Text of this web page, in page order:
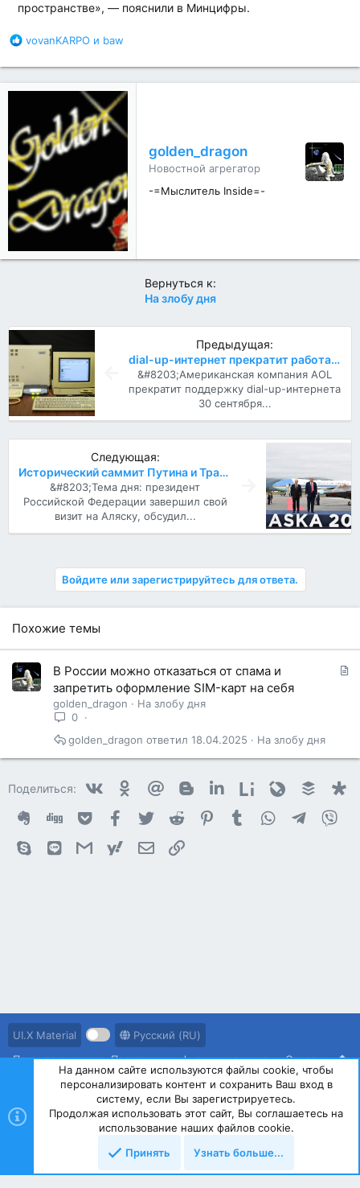
пространстве», — пояснили в Минцифры.
Б
а
г
а
р
н
о
с
т
и
:
vovanKARPO и baw
golden_dragon
Новостной агрегатор
-=Мыслитель Inside=-
Вернуться к:
На злобу дня
Предыдущая:
dial-up-интернет прекратит работать в сентябре 2025 года
&#8203;Американская компания AOL
прекратит поддержку dial-up-интернета
30 сентября...
Следующая:
Исторический саммит Путина и Трампа на Аляске - обсуждали космос, совместное развитие Аляски и различные конфликты...
&#8203;Тема дня: президент
Российской Федерации завершил свой
визит на Аляску, обсудил...
Войдите или зарегистрируйтесь для ответа.
Похожие темы
С
В России можно отказаться от спама и
запретить оформление SIM-карт на себя
golden_dragon
На злобу дня
0
На злобу дня
18.04.2025
golden_dragon
Поделиться: VkontakteOdnoklassniki
Mail.ru Blogger LinkedinLiveinternet
Livejournal
Buffer
EvernoteDigg GetpocketFacebook
Twitter Reddit PinterestTumblr WhatsAppTelegram
Skype Line GmailyahoomailЭлектронная почта
UI.X Material
Русский (RU)
Правила ресурса
Политика конфиденциальности Справка
Community platform by XenForo © 2010-2023 XenForo Ltd.
На данном сайте используются файлы cookie, чтобы
персонализировать контент и сохранить Ваш вход в
систему, если Вы зарегистрируетесь.
Продолжая использовать этот сайт, Вы соглашаетесь на
использование наших файлов cookie.
Принять
Узнать больше...